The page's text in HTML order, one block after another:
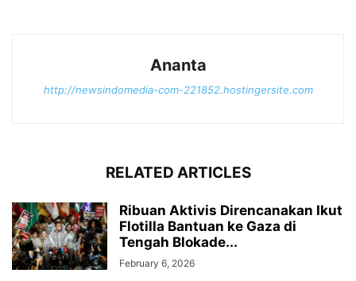
Ananta
http://newsindomedia-com-221852.hostingersite.com
RELATED ARTICLES
Ribuan Aktivis Direncanakan Ikut
Flotilla Bantuan ke Gaza di
Tengah Blokade...
February 6, 2026